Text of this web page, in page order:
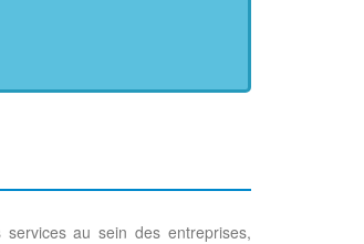
au sein des entreprises,